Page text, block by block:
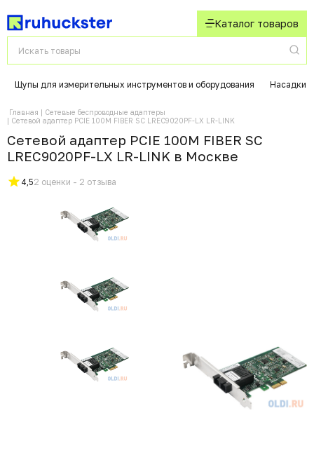
Каталог товаров
Щупы для измерительных инструментов и оборудования Насадки
Главная
Сетевые беспроводные адаптеры
Сетевой адаптер PCIE 100M FIBER SC LREC9020PF-LX LR-LINK
Сетевой адаптер PCIE 100M FIBER SC
LREC9020PF-LX LR-LINK в Москвe
4,52 оценки - 2 отзыва